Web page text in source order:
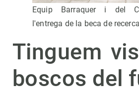
Equip Barraquer i del
l'entrega de la beca de
Tinguem
boscos del